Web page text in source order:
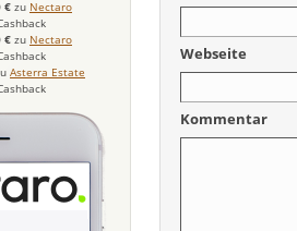
Webseite
Kommentar
€ zu Nectaro
€ zu Nectaro
Asterra Estate